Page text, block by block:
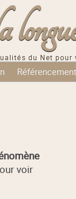
du Net pour
Référencement
voir